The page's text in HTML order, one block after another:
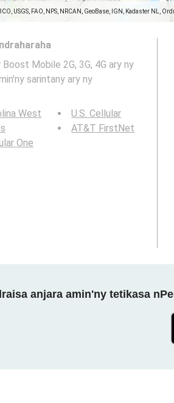
USGS, FAO, NPS, NRCAN, GeoBase, IGN, Kadaster NL,
Mobile 2G, 3G, 4G ary ny
sarintany ary ny
West
One
U.S. Cellular
AT&T FirstNet
anjara amin'ny tetikasa